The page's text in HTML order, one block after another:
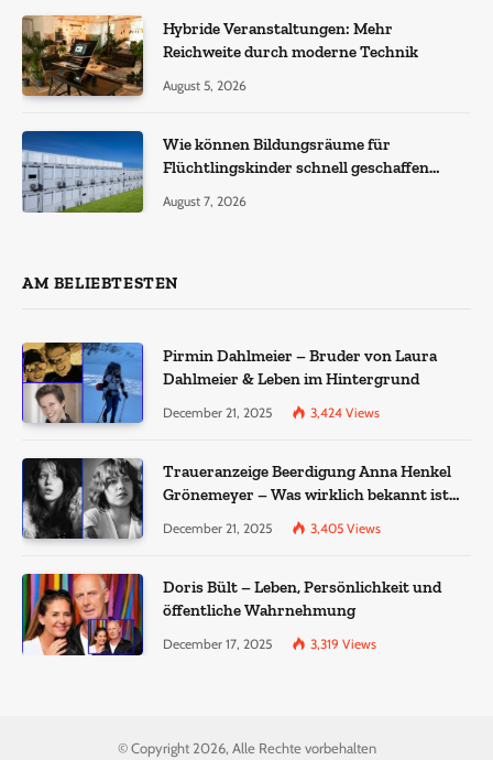
Hybride Veranstaltungen: Mehr
Reichweite durch moderne Technik
August 5, 2026
Wie können Bildungsräume für
Flüchtlingskinder schnell geschaffen
August 7, 2026
AM BELIEBTESTEN
Pirmin Dahlmeier – Bruder von Laura
Dahlmeier & Leben im Hintergrund
December 21, 2025 3,424 Views
Traueranzeige Beerdigung Anna Henkel
Grönemeyer – Was wirklich bekannt ist
und was nicht bestätigt wurde
December 21, 2025 3,405 Views
Doris Bült – Leben, Persönlichkeit und
öffentliche Wahrnehmung
December 17, 2025 3,319 Views
© Copyright 2026, Alle Rechte vorbehalten